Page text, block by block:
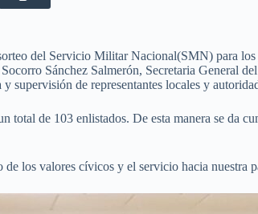
del Servicio Militar Nacional(SMN) para
Sánchez Salmerón, Secretaria General
supervisión de representantes locales y
de 103 enlistados. De esta manera se da
los valores cívicos y el servicio hacia nuestra